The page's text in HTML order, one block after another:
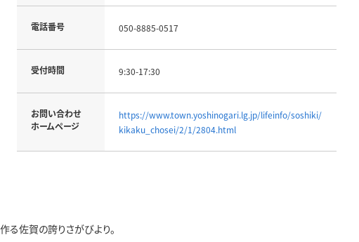
電話番号 050-8885-0517
受付時間 9:30-17:30
お問い合わせ
ホームページ
https://www.town.yoshinogari.lg.jp/lifeinfo/soshiki/
kikaku_chosei/2/1/2804.html
る佐賀の誇りさがびより。